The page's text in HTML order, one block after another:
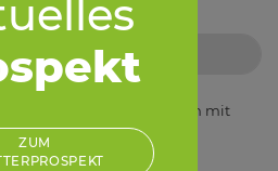
ZUM
gelesen und bin mit
*